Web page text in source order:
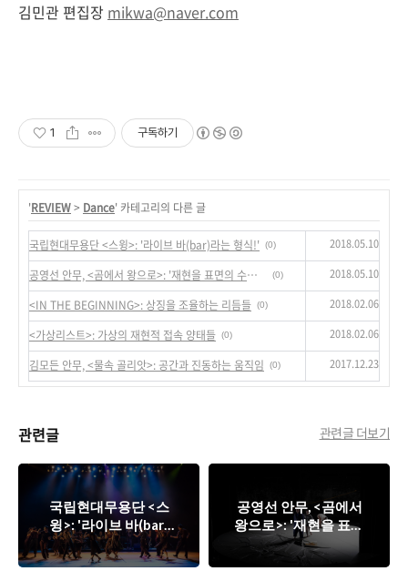
김민관 편집장 mikwa@naver.com
1 구독하기
'REVIEW> Dance' 카테고리의 다른 글
국립현대무용단 <스윙>: '라이브 바(bar)라는 형식!' (0) 2018.05.10
공영선 안무, <곰에서 왕으로>: '재현을 표면의 수행으로 전도시키기' (0) 2018.05.10
<IN THE BEGINNING>: 상징을 조율하는 리듬들 (0) 2018.02.06
<가상리스트>: 가상의 재현적 접속 양태들 (0) 2018.02.06
김모든 안무, <물속 골리앗>: 공간과 진동하는 움직임 (0) 2017.12.23
관련글 관련글 더보기
국립현대무용단 <스
윙>: '라이브 바(bar)
라는 형식!'
공영선 안무, <곰에서
왕으로>: '재현을 표면
의 수행으로 전도시키
기'